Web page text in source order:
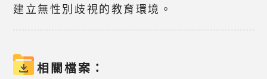
建立無性別歧視的教育環境。
相關檔案：